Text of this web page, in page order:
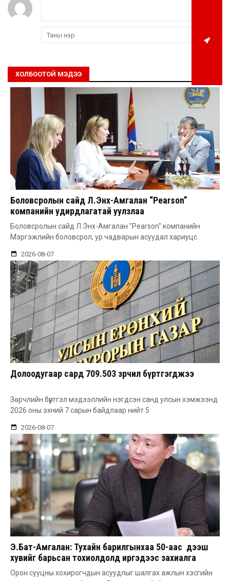
ХОЛБООТОЙ МЭДЭЭ
Боловсролын сайд Л.Энх-Амгалан “Pearson”
компанийн удирдлагатай уулзлаа
Боловсролын сайд Л.Энх-Амгалан "Pearson" компанийн
Мэргэжлийн боловсрол, ур чадварын асуудал хариуцс
2026-08-07
Долоодугаар сард 709.503 зөрчил бүртгэгджээ
Зөрчлийн бүртгэл мэдээллийн нэгдсэн санд улсын хэмжээнд
2026 оны эхний 7 сарын байдлаар нийт 5
2026-08-07
Э.Бат-Амгалан: Тухайн барилгынхаа 50-аас дээш
хувийг барьсан тохиолдолд иргэдээс захиалга
авдаг болгоно
Орон сууцны хохирогчдын асуудлыг шалгах ажлын хэсгийн